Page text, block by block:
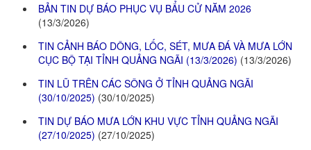
BẢN TIN DỰ BÁO PHỤC VỤ BẨU CỬ NĂM 2026
(13/3/2026)
TIN CẢNH BÁO DÔNG, LỐC, SÉT, MƯA ĐÁ VÀ MƯA LỚN
CỤC BỘ TẠI TỈNH QUẢNG NGÃI (13/3/2026) (13/3/2026)
TIN LŨ TRÊN CÁC SÔNG Ở TỈNH QUẢNG NGÃI
(30/10/2025) (30/10/2025)
TIN DỰ BÁO MƯA LỚN KHU VỰC TỈNH QUẢNG NGÃI
(27/10/2025) (27/10/2025)